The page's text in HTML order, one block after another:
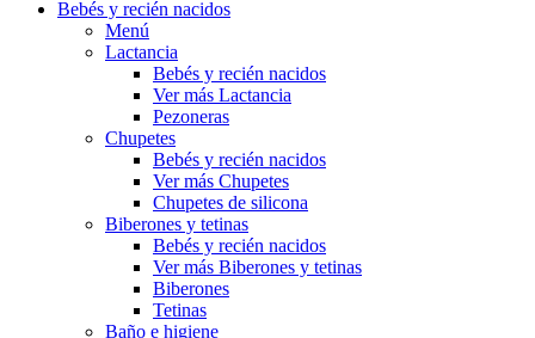
Bebés y recién nacidos
Menú
Lactancia
Bebés y recién nacidos
Ver más Lactancia
Pezoneras
Chupetes
Bebés y recién nacidos
Ver más Chupetes
Chupetes de silicona
Biberones y tetinas
Bebés y recién nacidos
Ver más Biberones y tetinas
Biberones
Tetinas
Baño e higiene